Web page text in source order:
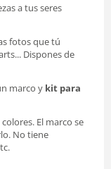
a tus seres
fotos que tú
Dispones de
marco y kit para
El marco se
No tiene